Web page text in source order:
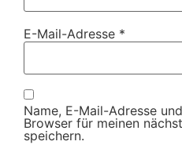
E-Mail-Adresse *
Name, E-Mail-Adresse
Browser für meinen
speichern.